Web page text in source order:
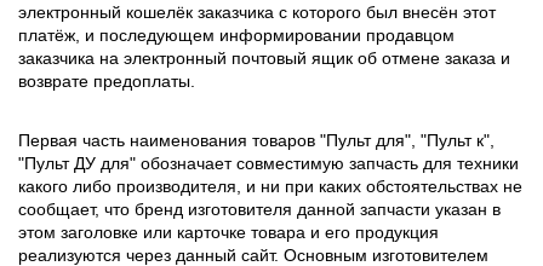
электронный кошелёк заказчика с которого был внесён этот
платёж, и последующем информировании продавцом
заказчика на электронный почтовый ящик об отмене заказа и
возврате предоплаты.
Первая часть наименования товаров "Пульт для", "Пульт к",
"Пульт ДУ для" обозначает совместимую запчасть для техники
какого либо производителя, и ни при каких обстоятельствах не
сообщает, что бренд изготовителя данной запчасти указан в
этом заголовке или карточке товара и его продукция
реализуются через данный сайт. Основным изготовителем